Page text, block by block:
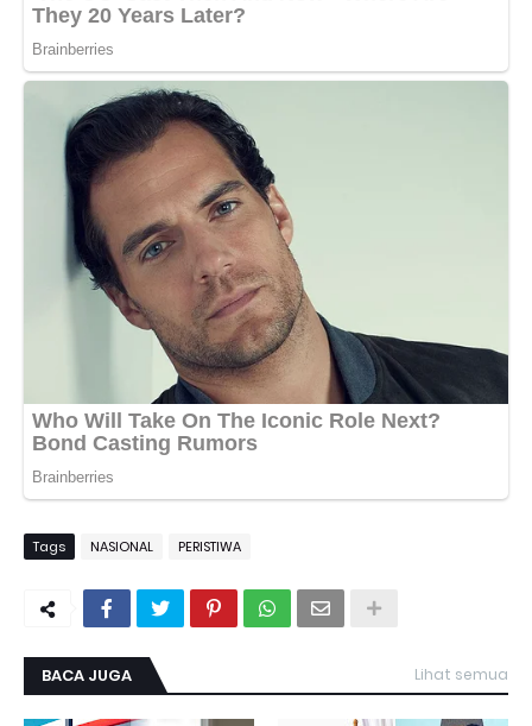
Tags NASIONAL PERISTIWA
BACA JUGA Lihat semua